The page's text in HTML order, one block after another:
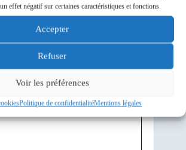
effet négatif sur certaines caractéristiques et fonctions.
Accepter
Refuser
Voir les préférences
Politique de confidentialitéMentions légales